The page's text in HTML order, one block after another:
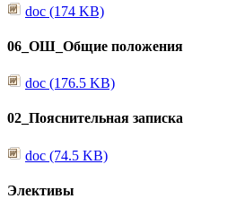
doc (174 KB)
06_ОШ_Общие положения
doc (176.5 KB)
02_Пояснительная записка
doc (74.5 KB)
Элективы